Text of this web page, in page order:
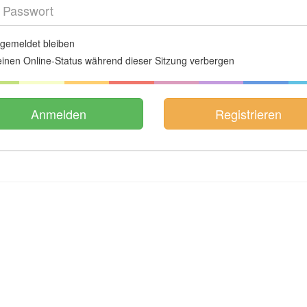
bleiben
Online-Status während dieser Sitzung verbergen
Registrieren